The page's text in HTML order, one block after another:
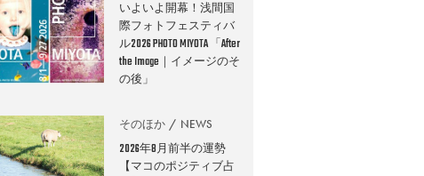
いよいよ開幕！浅間国
際フォトフェスティバ
ル2026 PHOTO MIYOTA 「After
the Image｜イメージのそ
の後」
そのほか NEWS
2026年8月前半の運勢
【マコのポジティブ占